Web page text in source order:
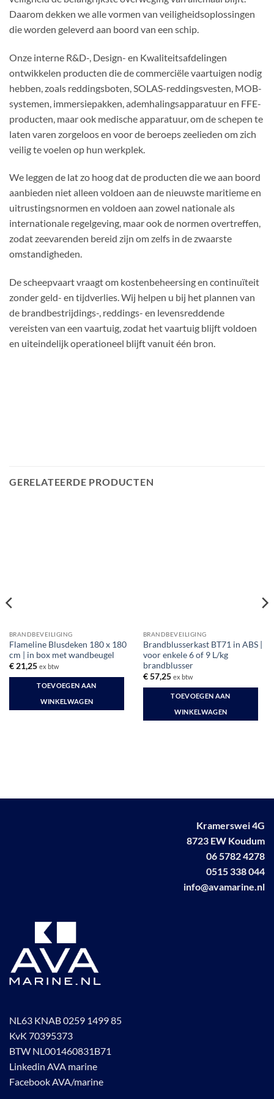
Daarom dekken we alle vormen van veiligheidsoplossingen
die worden geleverd aan boord van een schip.
Onze interne R&D-, Design- en Kwaliteitsafdelingen
ontwikkelen producten die de commerciële vaartuigen nodig
hebben, zoals reddingsboten, SOLAS-reddingsvesten, MOB-
systemen, immersiepakken, ademhalingsapparatuur en FFE-
producten, maar ook medische apparatuur, om de schepen te
laten varen zorgeloos en voor de beroeps zeelieden om zich
veilig te voelen op hun werkplek.
We leggen de lat zo hoog dat de producten die we aan boord
aanbieden niet alleen voldoen aan de nieuwste maritieme en
uitrustingsnormen en voldoen aan zowel nationale als
internationale regelgeving, maar ook de normen overtreffen,
zodat zeevarenden bereid zijn om zelfs in de zwaarste
omstandigheden.
De scheepvaart vraagt ​​om kostenbeheersing en continuïteit
zonder geld- en tijdverlies. Wij helpen u bij het plannen van
de brandbestrijdings-, reddings- en levensreddende
vereisten van een vaartuig, zodat het vaartuig blijft voldoen
en uiteindelijk operationeel blijft vanuit één bron.
GERELATEERDE PRODUCTEN
BRANDBEVEILIGING
Flameline Blusdeken 180 x 180
cm | in box met wandbeugel
€21,25 ex btw
TOEVOEGEN AAN
WINKELWAGEN
BRANDBEVEILIGING
Brandblusserkast BT71 in ABS |
voor enkele 6 of 9 L/kg
brandblusser
€57,25 ex btw
TOEVOEGEN AAN
WINKELWAGEN
Kramerswei 4G
8723 EW Koudum
06 5782 4278
0515 338 044
info@avamarine.nl
NL63 KNAB 0259 1499 85
KvK 70395373
BTW NL001460831B71
Linkedin AVA marine
Facebook AVA/marine